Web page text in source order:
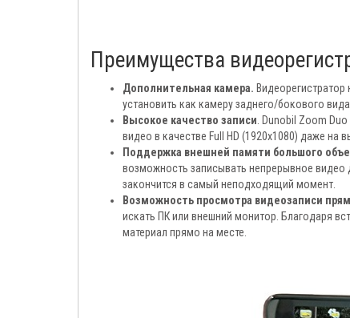
Преимущества
Дополнительная камера.
установить как камеру заднего/бокового
Высокое качество записи . Dunobil Zoom
видео в качестве Full HD (1920x1080) даже на
Поддержка внешней памяти большого
возможность записывать непрерывное видео
закончится в самый неподходящий момент.
Возможность просмотра видеозаписи
искать ПК или внешний монитор. Благодаря
материал прямо на месте.